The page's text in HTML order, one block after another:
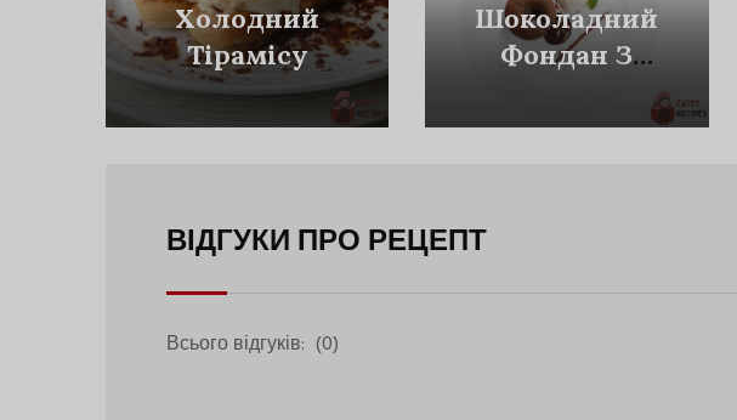
Холодний
Тірамісу
Шоколадний
Фондан З
Морозивом Із
Горгонзоли
ВІДГУКИ ПРО РЕЦЕПТ
Всього відгуків: (0)